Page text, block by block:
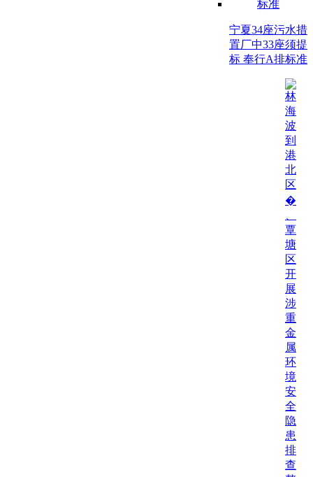
宁夏34座污水措
置厂中33座须提
标 奉行A排标准